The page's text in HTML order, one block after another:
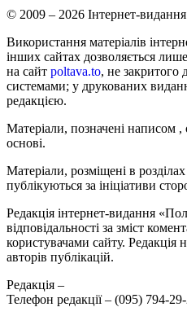
© 2009 – 2026 Інтернет-
Використання матеріалів
інших сайтах дозволяється
на сайт poltava.to, не закритого
системами; у друкованих
редакцією.
Матеріали, позначені написом ,
основі.
Матеріали, розміщені в
публікуються за ініціативи
Редакція інтернет-видання
відповідальності за зміст
користувачами сайту. Редакція
авторів публікацій.
Редакція –
Телефон редакції – (095) 794-